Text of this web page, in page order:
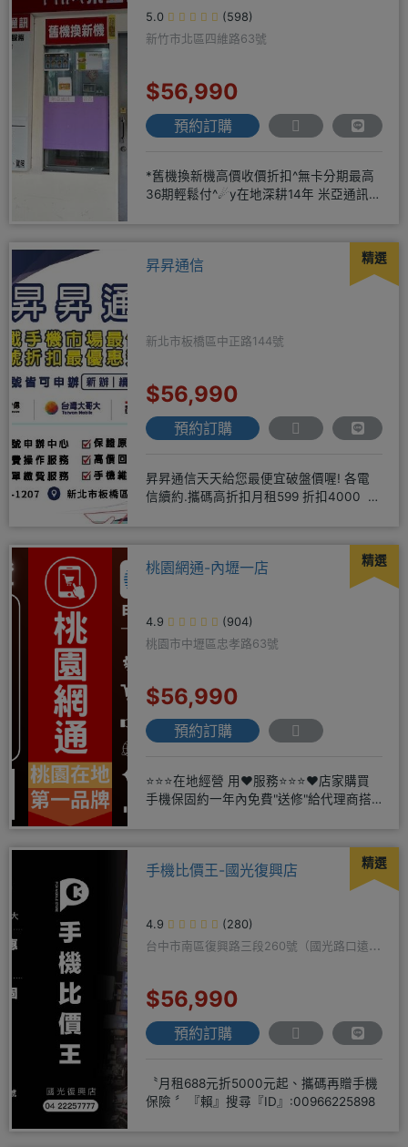
5.0
(598)
新竹市北區四維路63號
$56,990
預約訂購
*舊機換新機高價收價折扣^無卡分期最高
36期輕鬆付^☄y在地深耕14年 米亞通訊四
精選
昇昇通信
新北市板橋區中正路144號
$56,990
預約訂購
昇昇通信天天給您最便宜破盤價喔! 各電
信續約.攜碼高折扣月租599 折扣4000 月
精選
桃園網通-內壢一店
4.9
(904)
桃園市中壢區忠孝路63號
$56,990
預約訂購
⭐⭐⭐在地經營 用❤️服務⭐⭐⭐❤️店家購買
手機保固約一年內免費"送修"給代理商搭
精選
手機比價王-國光復興店
4.9
(280)
台中市南區復興路三段260號（國光路口遠傳
$56,990
預約訂購
〝月租688元折5000元起、攜碼再贈手機
保險 〞『賴』搜尋『ID』:00966225898